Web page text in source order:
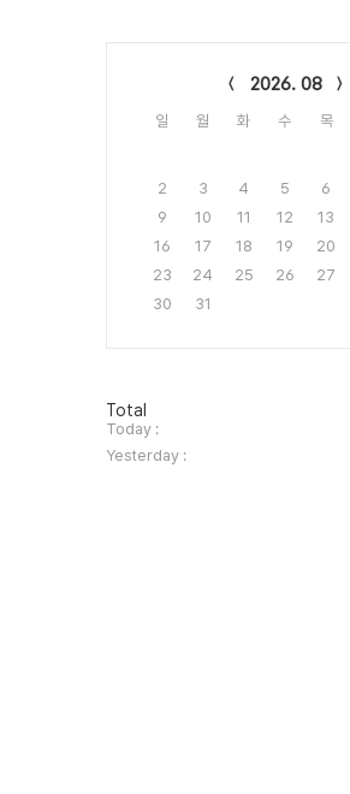
2026. 08
일 월 화 수 목
2
3 4 5 6
9
10 11 12 13
16
17 18 19 20
23
24 25 26 27
30
31
방
문
자
수
Total
Today :
Yesterday :